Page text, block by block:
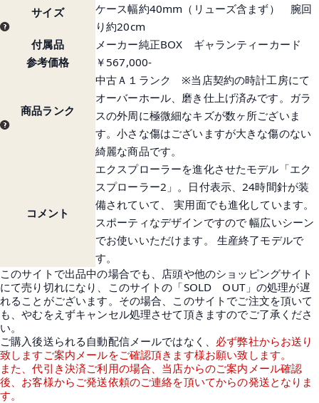
サイズ
ケース幅約40mm（リューズ含まず） 腕回
り約20cm
付属品
メーカー純正BOX ギャランティーカード
参考価格
￥567,000-
商品ランク
中古Ａ１ランク ※当店契約の時計工房にて
オーバーホール、磨き仕上げ済みです。ガラ
スの外周に極微細なキズが数ヶ所ございま
す。小さな傷はございますが大きな傷のない
綺麗な商品です。
コメント
エクスプローラーを進化させたモデル「エク
スプローラー2」。日付表示、24時間針が装
備されていて、 実用面でも進化しています。
スポーティなデザインですので 幅広いシーン
でお使いいただけます。 生産終了モデルで
す。
このサイトで出品中の場合でも、店頭や他のショッピングサイト
にて売り切れになり、このサイトの「SOLD OUT」の処理が遅
れることがございます。その場合、このサイトでご注文を頂いて
も、やむをえずキャンセル処理させて頂きますのでご了承くださ
い。
ご購入後送られる自動配信メールではなく、 必ず弊社からお送り
致しますご案内メールをご確認頂きます様お願い致します。
また、代引き決済ご利用の場合、当店からのご案内メール確認
後、お客様からご発送依頼のご連絡を頂いてからの発送となりま
す。